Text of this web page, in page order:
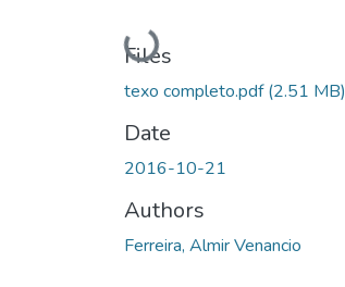
Loading...
Files
texo completo.pdf(2.51 MB)
Date
2016-10-21
Authors
Ferreira, Almir Venancio